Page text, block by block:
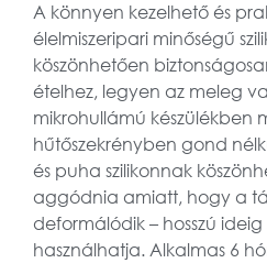
A könnyen kezelhető és
élelmiszeripari minőségű
köszönhetően
ételhez, legyen az meleg
mikrohullámú készülékben
hűtőszekrényben gond
és puha szilikonnak
aggódnia amiatt, hogy a
deformálódik – hosszú
használhatja. Alkalmas 6